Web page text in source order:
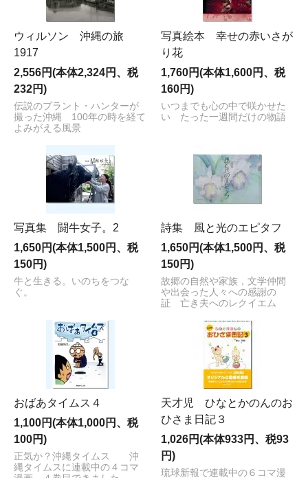
ウィルソン 沖縄の旅
1917
2,556円(本体2,324円、税
232円)
伝説のプラント・ハンターが
撮った沖縄 100年の時を経て
よみがえる風景
写真絵本 幸せの赤いさが
り花
1,760円(本体1,600円、税
160円)
いつまでも心の中で咲かせた
い たった一週間だけの物語
写真集 闘牛女子。2
1,650円(本体1,500円、税
150円)
牛と生きる。いのちをつな
ぐ。
詩集 風と光のエピタフ
1,650円(本体1,500円、税
150円)
故郷の自然や家族，文学仲間
や出会った人々への感謝の
証 亡き夫へのレクイエム
おばあタイムス４
1,100円(本体1,000円、税
100円)
正気か？沖縄タイムス 沖
縄タイムスに連載中の４コマ
天才児 ひなとかのんのお
ひさま日記３
1,026円(本体933円、税93
円)
琉球新報で連載中の６コマ漫